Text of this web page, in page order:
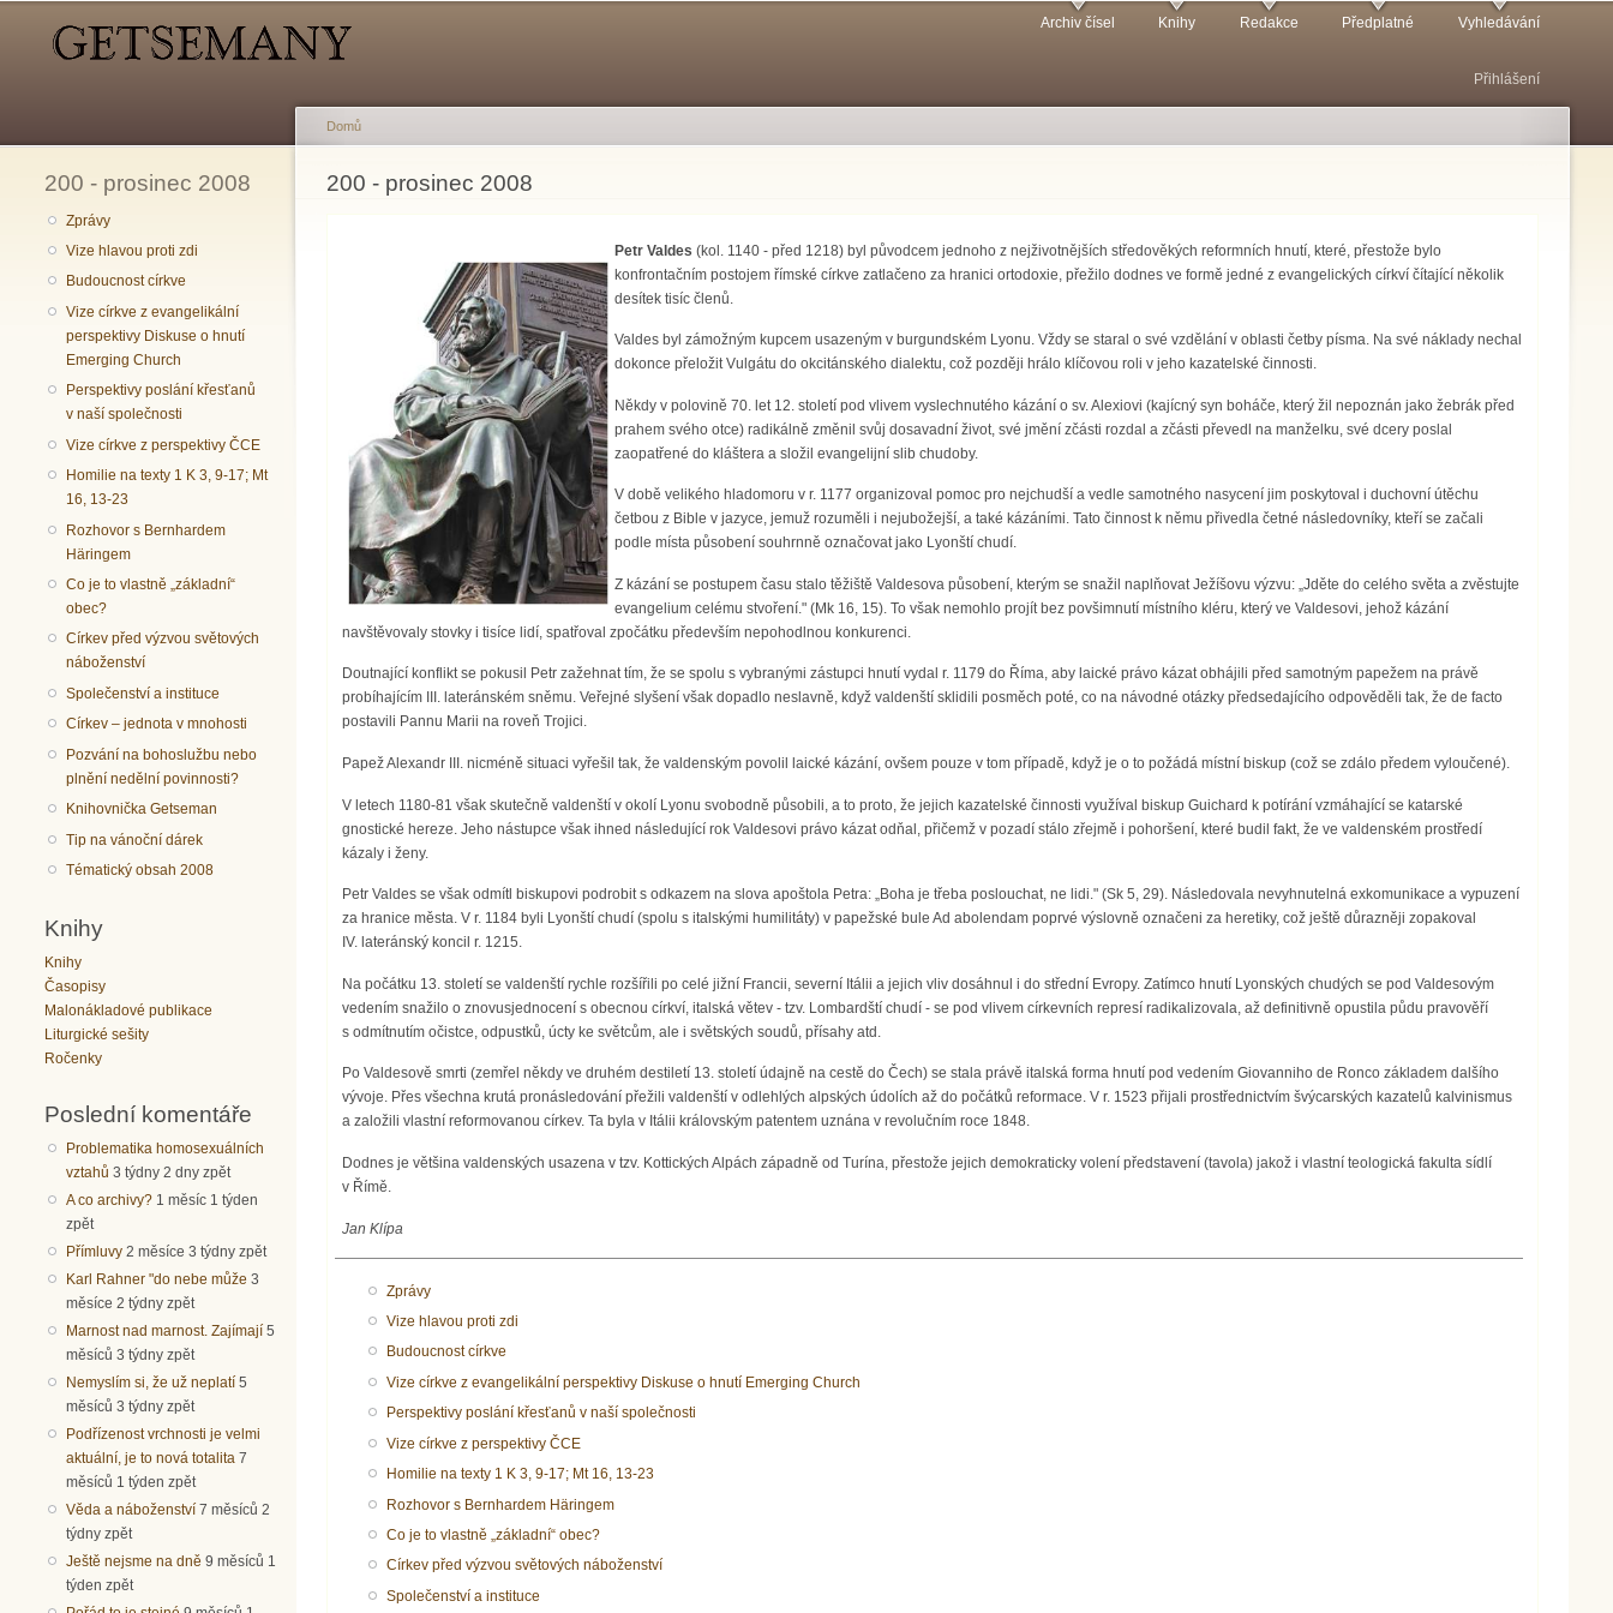
Archiv čísel Knihy Redakce Předplatné Vyhledávání
Přihlášení
200 - prosinec 2008
Zprávy
Vize hlavou proti zdi
Budoucnost církve
Vize církve z evangelikální
perspektivy Diskuse o hnutí
Emerging Church
Perspektivy poslání křesťanů
v naší společnosti
Vize církve z perspektivy ČCE
Homilie na texty 1 K 3, 9-17; Mt
16, 13-23
Rozhovor s Bernhardem
Häringem
Co je to vlastně „základní“
obec?
Církev před výzvou světových
náboženství
Společenství a instituce
Církev – jednota v mnohosti
Pozvání na bohoslužbu nebo
plnění nedělní povinnosti?
Knihovnička Getseman
Tip na vánoční dárek
Tématický obsah 2008
Knihy
Knihy
Časopisy
Malonákladové publikace
Liturgické sešity
Ročenky
Poslední komentáře
Problematika homosexuálních
vztahů 3 týdny 2 dny zpět
A co archivy? 1 měsíc 1 týden
zpět
Přímluvy 2 měsíce 3 týdny zpět
Karl Rahner "do nebe může 3
měsíce 2 týdny zpět
Marnost nad marnost. Zajímají 5
měsíců 3 týdny zpět
Nemyslím si, že už neplatí 5
měsíců 3 týdny zpět
Podřízenost vrchnosti je velmi
aktuální, je to nová totalita 7
měsíců 1 týden zpět
Věda a náboženství 7 měsíců 2
týdny zpět
Ještě nejsme na dně 9 měsíců 1
týden zpět
Jste zde
Domů
200 - prosinec 2008
Petr Valdes (kol. 1140 - před 1218) byl původcem jednoho z nejživotnějších středově­kých reformních hnutí, které, přestože bylo
konfrontačním postojem římské církve zatlačeno za hranici ortodoxie, přežilo dodnes ve formě jedné z evangelických církví čítající několik
desítek tisíc členů.
Valdes byl zámožným kupcem usazeným v burgundském Lyonu. Vždy se staral o své vzdělání v oblasti četby písma. Na své náklady nechal
dokonce přeložit Vulgátu do okcitánského dialektu, což později hrálo klíčovou roli v jeho kazatelské činnosti.
Někdy v polovině 70. let 12. století pod vlivem vyslechnutého kázání o sv. Alexiovi (kajícný syn boháče, který žil nepoznán jako žebrák před
prahem svého otce) radikálně změnil svůj dosavadní život, své jmění zčásti rozdal a zčásti převedl na manželku, své dcery poslal
zaopatřené do kláštera a složil evangelijní slib chudoby.
V době velikého hladomoru v r. 1177 organizoval pomoc pro nejchudší a vedle samotného nasycení jim poskytoval i duchovní útěchu
četbou z Bible v jazyce, jemuž rozuměli i nejubožejší, a také kázáními. Tato činnost k němu přivedla četné následovníky, kteří se začali
podle místa působení souhrnně označovat jako Lyonští chudí.
Z kázání se postupem času stalo těžiště Valdesova působení, kterým se snažil naplňovat Ježíšovu výzvu: „Jděte do celého světa a zvěstujte
evangelium celému stvoření." (Mk 16, 15). To však nemohlo projít bez povšimnutí místního kléru, který ve Valdesovi, jehož kázání
navštěvovaly stovky i tisíce lidí, spatřoval zpočátku především nepohodlnou konkurenci.
Doutnající konflikt se pokusil Petr zažehnat tím, že se spolu s vybranými zástupci hnutí vydal r. 1179 do Říma, aby laické právo kázat obhájili před samotným papežem na právě
probíhajícím III. lateránském sněmu. Veřejné slyšení však dopadlo neslavně, když valdenští sklidili posměch poté, co na návodné otázky předsedajícího odpověděli tak, že de facto
postavili Pannu Marii na roveň Trojici.
Papež Alexandr III. nicméně situaci vyřešil tak, že valdenským povolil laické kázání, ovšem pouze v tom případě, když je o to požádá místní biskup (což se zdálo předem vyloučené).
V letech 1180-81 však skutečně valdenští v okolí Lyonu svobodně působili, a to proto, že jejich kazatelské činnosti využíval biskup Guichard k potírání vzmáhající se katarské
gnostické hereze. Jeho nástupce však ihned následující rok Valdesovi právo kázat odňal, přičemž v pozadí stálo zřejmě i pohoršení, které budil fakt, že ve valdenském prostředí
kázaly i ženy.
Petr Valdes se však odmítl biskupovi podrobit s odkazem na slova apoštola Petra: „Boha je třeba poslouchat, ne lidi." (Sk 5, 29). Následovala nevyhnutelná exkomunikace a vypuzení
za hranice města. V r. 1184 byli Lyonští chudí (spolu s italskými humilitáty) v papežské bule Ad abolendam poprvé výslovně označeni za heretiky, což ještě důrazněji zopakoval
IV. lateránský koncil r. 1215.
Na počátku 13. století se valdenští rychle rozšířili po celé jižní Francii, severní Itálii a jejich vliv dosáhnul i do střední Evropy. Zatímco hnutí Lyonských chudých se pod Valdesovým
vedením snažilo o znovusjednocení s obecnou církví, italská větev - tzv. Lombardští chudí - se pod vlivem církevních represí radikalizovala, až definitivně opustila půdu pravověří
s odmítnutím očistce, odpustků, úcty ke světcům, ale i světských soudů, přísahy atd.
Po Valdesově smrti (zemřel někdy ve druhém destiletí 13. století údajně na cestě do Čech) se stala právě italská forma hnutí pod vedením Giovanniho de Ronco základem dalšího
vývoje. Přes všechna krutá pronásledování přežili valdenští v odlehlých alpských údolích až do počátků reformace. V r. 1523 přijali prostřednictvím švýcarských kazatelů kalvinismus
a založili vlastní reformovanou církev. Ta byla v Itálii královským patentem uznána v revolučním roce 1848.
Dodnes je většina valdenských usazena v tzv. Kottických Alpách západně od Turína, přestože jejich demokraticky volení představení (tavola) jakož i vlastní teologická fakulta sídlí
v Římě.
Jan Klípa
Zprávy
Vize hlavou proti zdi
Budoucnost církve
Vize církve z evangelikální perspektivy Diskuse o hnutí Emerging Church
Perspektivy poslání křesťanů v naší společnosti
Vize církve z perspektivy ČCE
Homilie na texty 1 K 3, 9-17; Mt 16, 13-23
Rozhovor s Bernhardem Häringem
Co je to vlastně „základní“ obec?
Církev před výzvou světových náboženství
Společenství a instituce